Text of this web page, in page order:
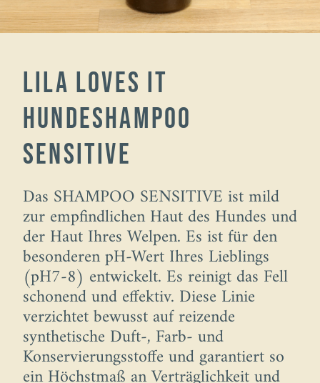
Lila Loves It
Hundeshampoo
Sensitive
Das SHAMPOO SENSITIVE ist mild
zur empfindlichen Haut des Hundes und
der Haut Ihres Welpen. Es ist für den
besonderen pH-Wert Ihres Lieblings
(pH7-8) entwickelt. Es reinigt das Fell
schonend und effektiv. Diese Linie
verzichtet bewusst auf reizende
synthetische Duft-, Farb- und
Konservierungsstoffe und garantiert so